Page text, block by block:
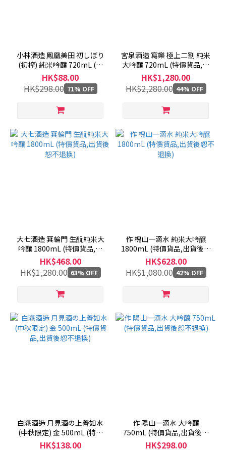
小林酒造 鳳凰美田 初しぼり
(初榨) 純米吟釀 720mL (特
價商品,不切退換)
HK$88.00
HK$298.00 71% OFF
宮泉酒造 寫樂 極上二割 純米
大吟釀 720mL (特價貨品,出
貨後恕不退換)
HK$1,280.00
HK$2,280.00 44% OFF
大七酒造 箕輪門 生酛純米大
吟釀 1800mL (特價貨品,出
貨後恕不退換)
HK$468.00
HK$1,280.00 63% OFF
作 槐山一滴水 純米大吟醸
1800mL (特價貨品,出貨後恕
不退換)
HK$628.00
HK$1,080.00 42% OFF
白瀧酒造 月見酒の上善如水
(中秋限定) 金 500mL (特價
貨品,出貨後恕不退換)
HK$138.00
作 陽山一滴水 大吟釀
750mL (特價貨品,出貨後恕
不退換)
HK$298.00